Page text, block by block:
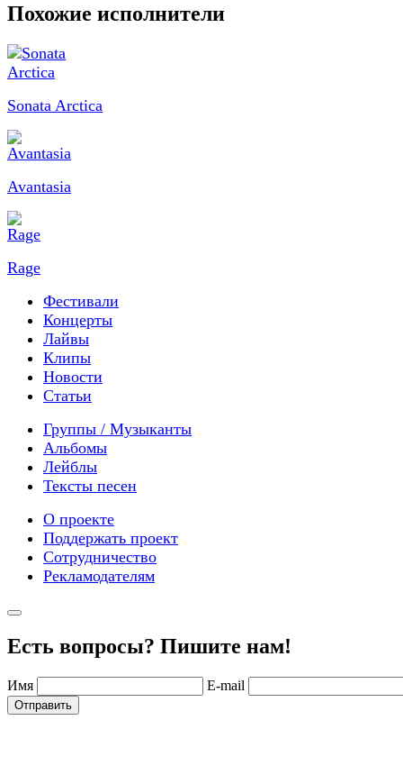
Похожие исполнители
Sonata Arctica
Avantasia
Rage
Фестивали
Концерты
Лайвы
Клипы
Новости
Статьи
Группы / Музыканты
Альбомы
Лейблы
Тексты песен
О проекте
Поддержать проект
Сотрудничество
Рекламодателям
Есть вопросы? Пишите нам!
Имя E-mail